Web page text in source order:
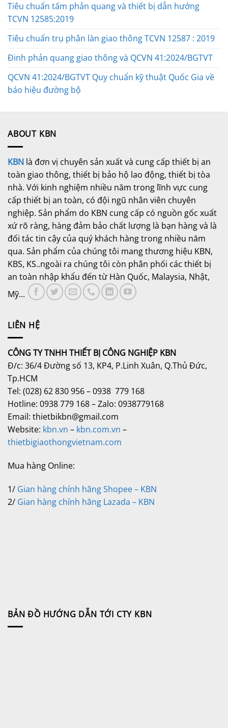
Tiêu chuẩn tấm phản quang và thiết bị dẫn hướng
TCVN 12585:2019
Tiêu chuẩn trụ phân làn giao thông TCVN 12587 : 2019
Đinh phản quang giao thông và QCVN 41:2024/BGTVT
QCVN 41:2024/BGTVT Quy chuẩn kỹ thuật Quốc Gia về
báo hiệu đường bộ
ABOUT KBN
KBN là đơn vị chuyên sản xuất và cung cấp thiết bị an
toàn giao thông, thiết bị bảo hộ lao động, thiết bị tòa
nhà. Với kinh nghiệm nhiều năm trong lĩnh vực cung
cấp thiết bị an toàn, có đội ngũ nhân viên chuyên
nghiệp. Sản phẩm do KBN cung cấp có nguồn gốc xuất
xứ rõ ràng, hàng đảm bảo chất lượng là bạn hàng và là
đối tác tin cậy của quý khách hàng trong nhiều năm
qua. Sản phẩm của chúng tôi mang thương hiệu KBN,
KBS, KS..ngoài ra chúng tôi còn phân phối các thiết bị
an toàn nhập khẩu đến từ Hàn Quốc, Malaysia, Nhật,
Mỹ...
LIÊN HỆ
CÔNG TY TNHH THIẾT BỊ CÔNG NGHIỆP KBN
Đ/c: 36/4 Đường số 13, KP4, P.Linh Xuân, Q.Thủ Đức,
Tp.HCM
Tel: (028) 62 830 956 – 0938 779 168
Hotline: 0938 779 168 – Zalo: 0938779168
Email: thietbikbn@gmail.com
Website: kbn.vn – kbn.com.vn –
thietbigiaothongvietnam.com
Mua hàng Online:
1/ Gian hàng chính hãng Shopee – KBN
2/ Gian hàng chính hãng Lazada – KBN
BẢN ĐỒ HƯỚNG DẪN TỚI CTY KBN